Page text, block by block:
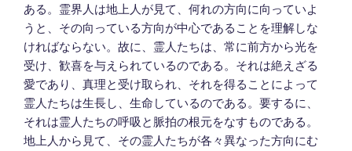
ある。霊界人は地上人が見て、何れの方向に向っていよ
うと、その向っている方向が中心であることを理解しな
ければならない。故に、霊人たちは、常に前方から光を
受け、歓喜を与えられているのである。それは絶えざる
愛であり、真理と受け取られ、それを得ることによって
霊人たちは生長し、生命しているのである。要するに、
それは霊人たちの呼吸と脈拍の根元をなすものである。
地上人から見て、その霊人たちが各々異なった方向にむ